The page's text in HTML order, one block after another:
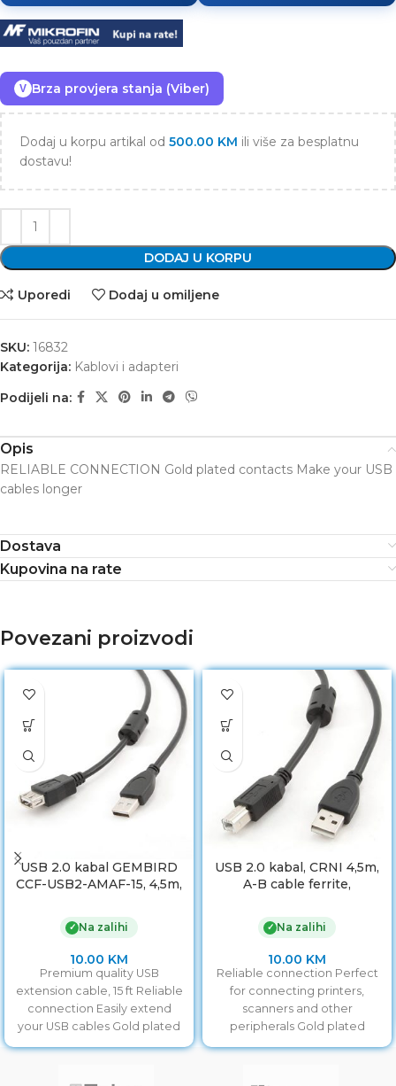
V Brza provjera stanja (Viber)
Dodaj u korpu artikal od 500.00 KM ili više za besplatnu
dostavu!
DODAJ U KORPU
Uporedi Dodaj u omiljene
SKU: 16832
Kategorija: Kablovi i adapteri
Podijeli na:
Opis
RELIABLE CONNECTION Gold plated contacts Make your USB
cables longer
Dostava
Kupovina na rate
Povezani proizvodi
USB 2.0 kabal GEMBIRD
CCF-USB2-AMAF-15, 4,5m,
ferrit
✓ Na zalihi
10.00 KM
Premium quality USB
extension cable, 15 ft Reliable
connection Easily extend
your USB cables Gold plated
contacts
USB 2.0 kabal, CRNI 4,5m,
A-B cable ferrite,
AMBM-15
✓ Na zalihi
10.00 KM
Reliable connection Perfect
for connecting printers,
scanners and other
peripherals Gold plated
contacts